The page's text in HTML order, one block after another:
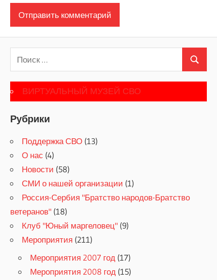
Поиск
для:
Поиск
ВИРТУАЛЬНЫЙ МУЗЕЙ СВО
Рубрики
Поддержка СВО (13)
О нас (4)
Новости (58)
СМИ о нашей организации (1)
Россия-Сербия "Братство народов-Братство
ветеранов" (18)
Клуб "Юный маргеловец" (9)
Мероприятия (211)
Мероприятия 2007 год (17)
Мероприятия 2008 год (15)